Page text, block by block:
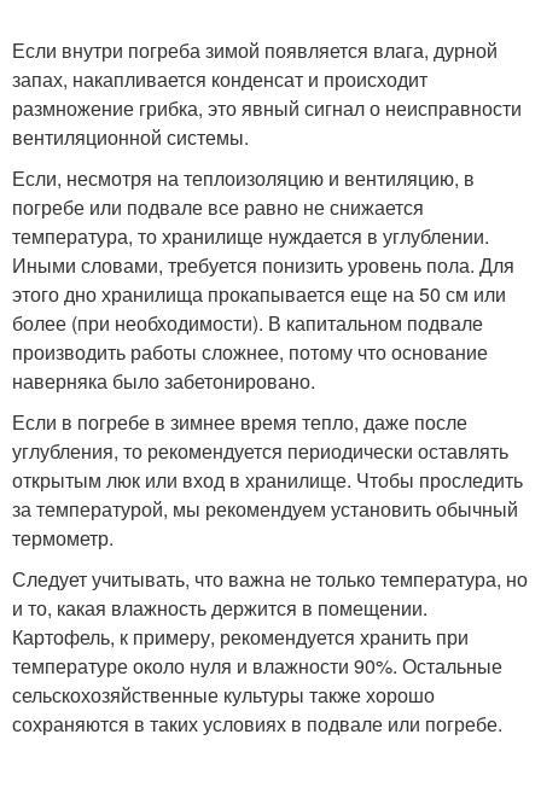
Если внутри погреба зимой появляется влага, дурной
запах, накапливается конденсат и происходит
размножение грибка, это явный сигнал о неисправности
вентиляционной системы.
Если, несмотря на теплоизоляцию и вентиляцию, в
погребе или подвале все равно не снижается
температура, то хранилище нуждается в углублении.
Иными словами, требуется понизить уровень пола. Для
этого дно хранилища прокапывается еще на 50 см или
более (при необходимости). В капитальном подвале
производить работы сложнее, потому что основание
наверняка было забетонировано.
Если в погребе в зимнее время тепло, даже после
углубления, то рекомендуется периодически оставлять
открытым люк или вход в хранилище. Чтобы проследить
за температурой, мы рекомендуем установить обычный
термометр.
Следует учитывать, что важна не только температура, но
и то, какая влажность держится в помещении.
Картофель, к примеру, рекомендуется хранить при
температуре около нуля и влажности 90%. Остальные
сельскохозяйственные культуры также хорошо
сохраняются в таких условиях в подвале или погребе.